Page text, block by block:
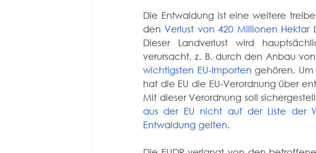
Die Entwaldung ist eine weitere
den Verlust von 420 Millionen Hektar
Dieser Landverlust wird
wichtigsten EU-Importen gehören.
hat die EU die EU-Verordnung über
Mit dieser Verordnung soll
aus der EU nicht auf der Liste der
Entwaldung gelten.